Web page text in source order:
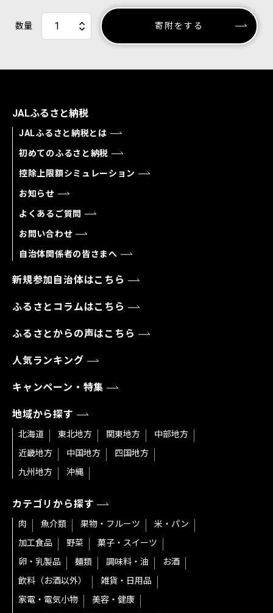
数量 寄附をする
JALふるさと納税
JALふるさと納税とは
初めてのふるさと納税
控除上限額シミュレーション
お知らせ
よくあるご質問
お問い合わせ
自治体関係者の皆さまへ
新規参加自治体はこちら
ふるさとコラムはこちら
ふるさとからの声はこちら
人気ランキング
キャンペーン・特集
地域から探す
北海道 東北地方 関東地方
中部地方
近畿地方
中国地方
四国地方
九州地方
沖縄
カテゴリから探す
肉 魚介類 果物・フルーツ
米・パン
加工食品
野菜
菓子・スイーツ
卵・乳製品
麺類 調味料・油
お酒
飲料（お酒以外）
雑貨・日用品
家電・電気小物
美容・健康